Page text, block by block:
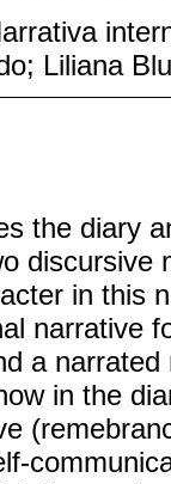
Liliana
the diary
discursive
in this
narrative
a
in the